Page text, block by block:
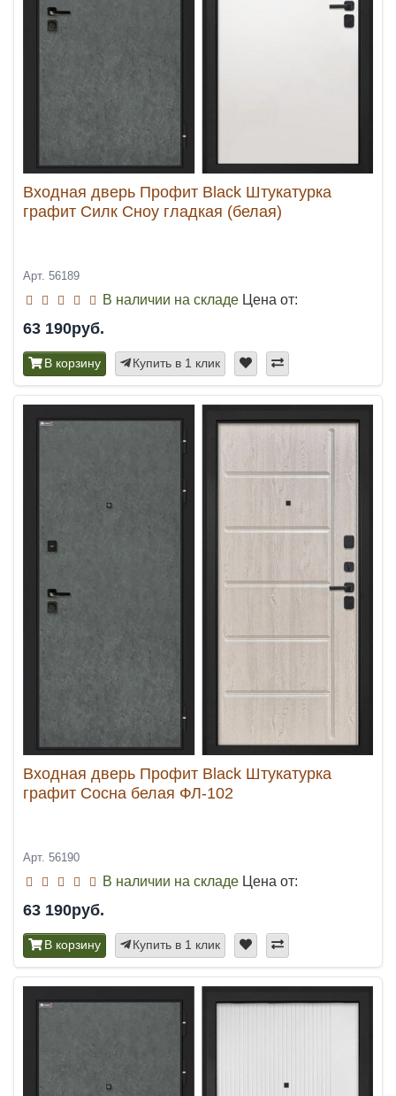
Входная дверь Профит Black Штукатурка
графит Силк Сноу гладкая (белая)
Арт. 56189
В наличии на складе Цена от:
63 190руб.
В корзину Купить в 1 клик
Входная дверь Профит Black Штукатурка
графит Сосна белая ФЛ-102
Арт. 56190
В наличии на складе Цена от:
63 190руб.
В корзину Купить в 1 клик